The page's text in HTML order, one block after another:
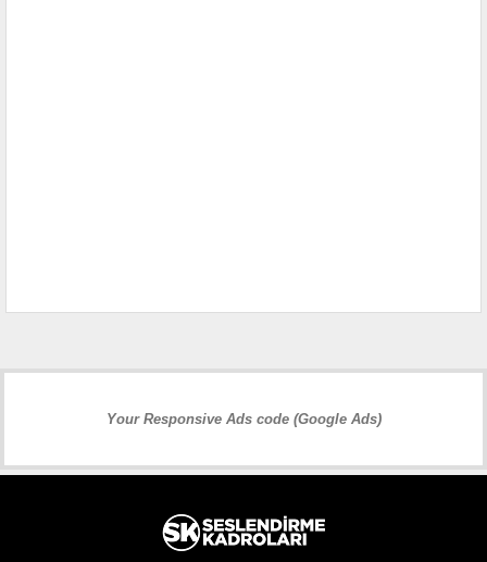
Your Responsive Ads code (Google Ads)